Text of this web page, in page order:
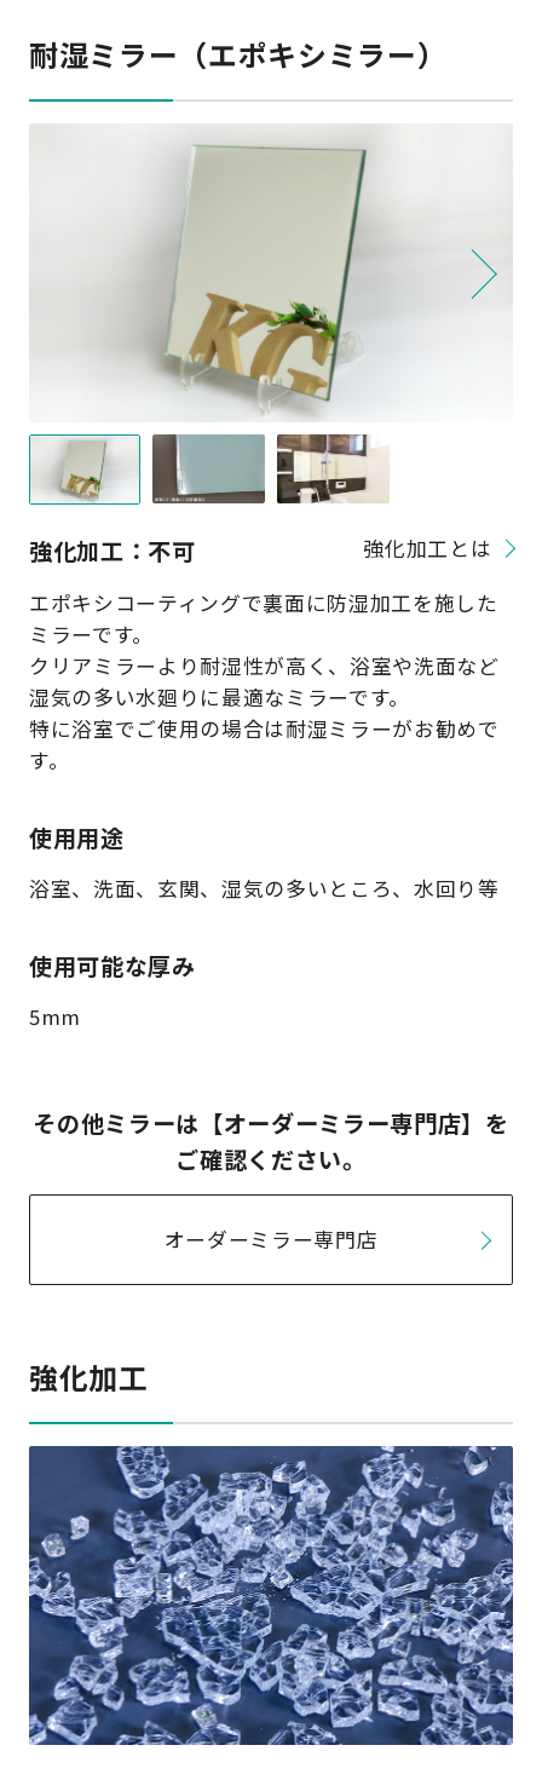
耐湿ミラー（エポキシミラー）
強化加工：不可
強化加工とは
エポキシコーティングで裏面に防湿加工を施した
ミラーです。
クリアミラーより耐湿性が高く、浴室や洗面など
湿気の多い水廻りに最適なミラーです。
特に浴室でご使用の場合は耐湿ミラーがお勧めで
す。
使用用途
浴室、洗面、玄関、湿気の多いところ、水回り等
使用可能な厚み
5mm
その他ミラーは【オーダーミラー専門店】を
ご確認ください。
オーダーミラー専門店
強化加工